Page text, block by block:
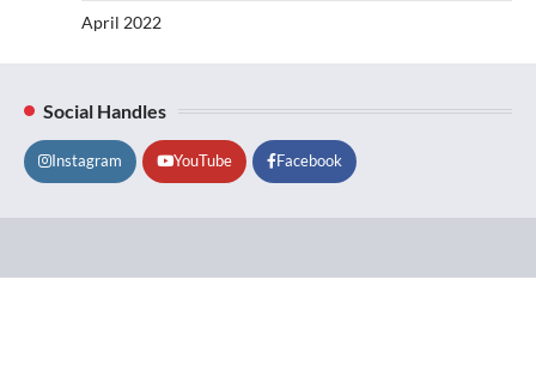
April 2022
Social Handles
Instagram YouTube Facebook